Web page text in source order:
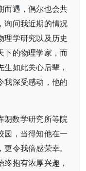
而遇，偶尔也会共
询问我近期的情况
理学研究以及历史
下的物理学家，而
如此关心后辈，
我深受感动，他的
朗数学研究所等院
园，当得知他在一
令我倍感荣幸。
抱有浓厚兴趣，